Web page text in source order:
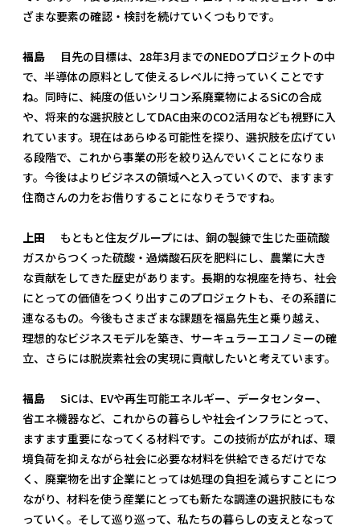
ざまな要素の確認・検討を続けていくつもりです。
福島
目先の目標は、28年3月までのNEDOプロジェクトの中
で、半導体の原料として使えるレベルに持っていくことです
ね。同時に、純度の低いシリコン系廃棄物によるSiCの合成
や、将来的な選択肢としてDAC由来のCO2活用なども視野に入
れています。現在はあらゆる可能性を探り、選択肢を広げてい
る段階で、これから事業の形を絞り込んでいくことになりま
す。今後はよりビジネスの領域へと入っていくので、ますます
住商さんの力をお借りすることになりそうですね。
上田
もともと住友グループには、銅の製錬で生じた亜硫酸
ガスからつくった硫酸・過燐酸石灰を肥料にし、農業に大き
な貢献をしてきた歴史があります。長期的な視座を持ち、社会
にとっての価値をつくり出す――このプロジェクトも、その系譜に
連なるもの。今後もさまざまな課題を福島先生と乗り越え、
理想的なビジネスモデルを築き、サーキュラーエコノミーの確
立、さらには脱炭素社会の実現に貢献したいと考えています。
福島
SiCは、EVや再生可能エネルギー、データセンター、
省エネ機器など、これからの暮らしや社会インフラにとって、
ますます重要になってくる材料です。この技術が広がれば、環
境負荷を抑えながら社会に必要な材料を供給できるだけでな
く、廃棄物を出す企業にとっては処理の負担を減らすことにつ
ながり、材料を使う産業にとっても新たな調達の選択肢にもな
っていく。そして巡り巡って、私たちの暮らしの支えとなって